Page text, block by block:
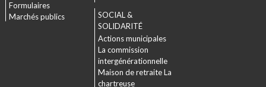
Formulaires
Marchés publics
SOCIAL &
SOLIDARITÉ
Actions municipales
La commission
intergénérationnelle
Maison de retraite La
chartreuse